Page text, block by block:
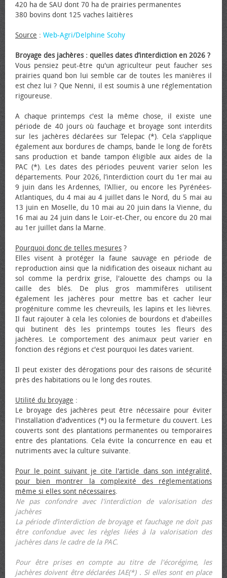
420 ha de SAU dont 70 ha de prairies permanentes
380 bovins dont 125 vaches laitières
Source : Web-Agri/Delphine Scohy
Broyage des jachères : quelles dates d’interdiction en 2026 ?
Vous pensiez peut-être qu'un agriculteur peut faucher ses
prairies quand bon lui semble car de toutes les manières il
est chez lui ? Que Nenni, il est soumis à une réglementation
rigoureuse.
A chaque printemps c'est la même chose, il existe une
période de 40 jours où fauchage et broyage sont interdits
sur les jachères déclarées sur Telepac (*). Cela s'applique
également aux bordures de champs, bande le long de forêts
sans production et bande tampon éligible aux aides de la
PAC (*). Les dates des périodes peuvent varier selon les
départements. Pour 2026, l’interdiction court du 1er mai au
9 juin dans les Ardennes, l'Allier, ou encore les Pyrénées-
Atlantiques, du 4 mai au 4 juillet dans le Nord, du 5 mai au
13 juin en Moselle, du 10 mai au 20 juin dans la Vienne, du
16 mai au 24 juin dans le Loir-et-Cher, ou encore du 20 mai
au 1er juillet dans la Marne.
Pourquoi donc de telles mesures ?
Elles visent à protéger la faune sauvage en période de
reproduction ainsi que la nidification des oiseaux nichant au
sol comme la perdrix grise, l'alouette des champs ou la
caille des blés. De plus gros mammifères utilisent
également les jachères pour mettre bas et cacher leur
progéniture comme les chevreuils, les lapins et les lièvres.
Il faut rajouter à cela les colonies de bourdons et d'abeilles
qui butinent dès les printemps toutes les fleurs des
jachères. Le comportement des animaux peut varier en
fonction des régions et c'est pourquoi les dates varient.
Il peut exister des dérogations pour des raisons de sécurité
près des habitations ou le long des routes.
Utilité du broyage :
Le broyage des jachères peut être nécessaire pour éviter
l'installation d'adventices (*) ou la fermeture du couvert. Les
couverts sont des plantations permanentes ou temporaires
entre des plantations. Cela évite la concurrence en eau et
nutriments avec la culture suivante.
Pour le point suivant je cite l'article dans son intégralité,
pour bien montrer la complexité des réglementations
même si elles sont nécessaires.
Ne pas confondre avec l'interdiction de valorisation des
jachères
La période d’interdiction de broyage et fauchage ne doit pas
être confondue avec les règles liées à la valorisation des
jachères dans le cadre de la PAC.
Pour être prises en compte au titre de l'écorégime, les
jachères doivent être déclarées IAE(*) . Si elles sont en place